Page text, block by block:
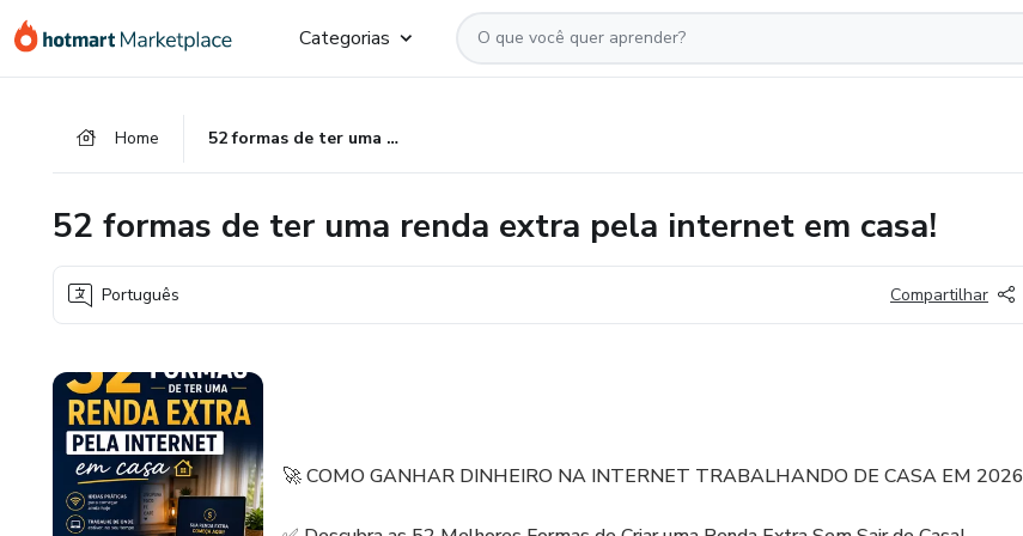
para
para
para
Categorias
Home 52 formas de ter uma renda extra pela internet em casa!
52 formas de ter uma renda extra pela internet em casa!
Português Compartilhar
🚀 COMO GANHAR DINHEIRO NA INTERNET TRABALHANDO DE CASA EM 2026